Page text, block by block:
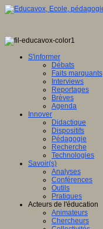
S'informer
Débats
Faits marquants
Interviews
Reportages
Brèves
Agenda
Innover
Didactique
Dispositifs
Pédagogie
Recherche
Technologies
Savoir(s)
Analyses
Conférences
Outils
Pratiques
Acteurs de l'éducation
Animateurs
Chercheurs